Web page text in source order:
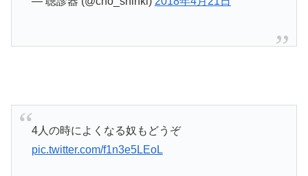
4人の時によくなる奴もどうぞ
pic.twitter.com/f1n3e5LEoL